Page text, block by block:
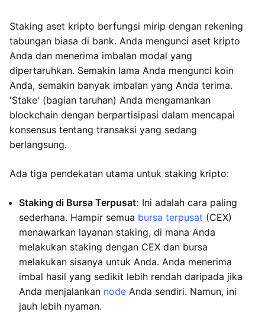
Staking aset kripto berfungsi mirip dengan rekening
tabungan biasa di bank. Anda mengunci aset kripto
Anda dan menerima imbalan modal yang
dipertaruhkan. Semakin lama Anda mengunci koin
Anda, semakin banyak imbalan yang Anda terima.
'Stake' (bagian taruhan) Anda mengamankan
blockchain dengan berpartisipasi dalam mencapai
konsensus tentang transaksi yang sedang
berlangsung.
Ada tiga pendekatan utama untuk staking kripto:
Staking di Bursa Terpusat: Ini adalah cara paling
sederhana. Hampir semua bursa terpusat (CEX)
menawarkan layanan staking, di mana Anda
melakukan staking dengan CEX dan bursa
melakukan sisanya untuk Anda. Anda menerima
imbal hasil yang sedikit lebih rendah daripada jika
Anda menjalankan node Anda sendiri. Namun, ini
jauh lebih nyaman.